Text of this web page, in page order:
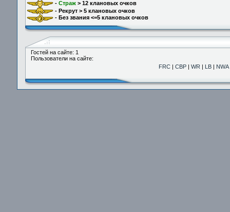
- Страж > 12 клановых очков
- Рекрут > 5 клановых очков
- Без звания <=5 клановых очков
Гостей на сайте: 1
Пользователи на сайте:
FRC| СВР | WR | LB | NWA